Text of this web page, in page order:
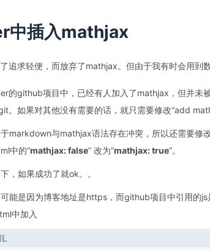
中插入mathjax
追求轻便，而放弃了mathjax。但由于我有时会用到
的github项目中，已经有人加入了mathjax，但并未
。如果对其他没有需要的话，就只需要修改“add
markdown与mathjax语法存在冲突，所以还需要修改
中的“mathjax: false” 改为“mathjax: true”。
，如果成功了就ok。。
能是因为博客地址是https，而github项目中引用的
中加入